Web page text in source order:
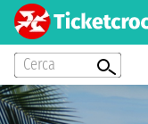
Cerca